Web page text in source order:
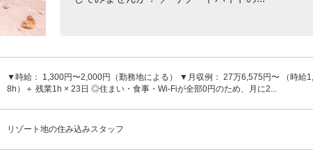
▼時給： 1,300円〜2,000円（勤務地による） ▼月収例： 27万6,575円〜 （時給
8h）＋ 残業1h × 23日 ◎住まい・食事・Wi-Fiが全部0円のため、月に2...
リゾート地の住み込みスタッフ